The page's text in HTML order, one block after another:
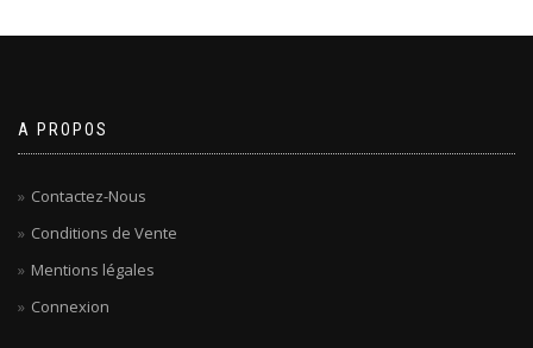
A PROPOS
Contactez-Nous
Conditions de Vente
Mentions légales
Connexion